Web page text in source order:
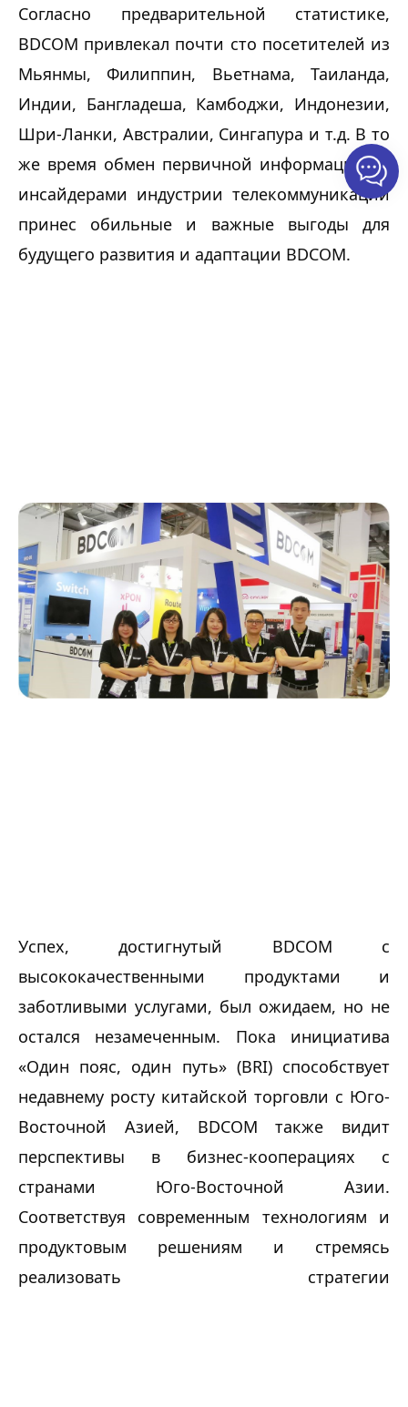
Согласно предварительной статистике,
BDCOM привлекал почти сто посетителей из
Мьянмы, Филиппин, Вьетнама, Таиланда,
Индии, Бангладеша, Камбоджи, Индонезии,
Шри-Ланки, Австралии, Сингапура и т.д. В то
же время обмен первичной информацией с
инсайдерами индустрии телекоммуникаций
принес обильные и важные выгоды для
будущего развития и адаптации BDCOM.
Успех, достигнутый BDCOM с
высококачественными продуктами и
заботливыми услугами, был ожидаем, но не
остался незамеченным. Пока инициатива
«Один пояс, один путь» (BRI) способствует
недавнему росту китайской торговли с Юго-
Восточной Азией, BDCOM также видит
перспективы в бизнес-кооперациях с
странами Юго-Восточной Азии.
Соответствуя современным технологиям и
продуктовым решениям и стремясь
реализовать стратегии